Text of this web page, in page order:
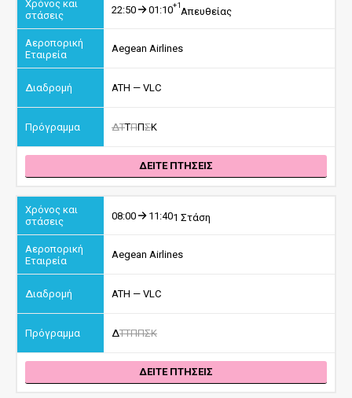
22:50 01:10+1
Απευθείας
Aegean Airlines
ATH — VLC
ΔΤΤΠΠΣΚ
ΔΕΙΤΕ ΠΤΗΣΕΙΣ
08:00 11:401 Στάση
Aegean Airlines
ATH — VLC
ΔΤΤΠΠΣΚ
ΔΕΙΤΕ ΠΤΗΣΕΙΣ